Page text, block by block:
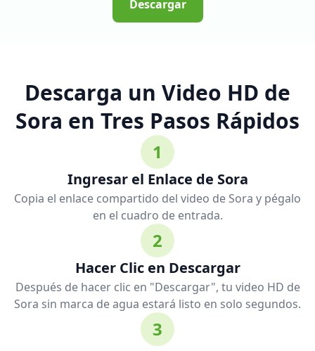
Descargar
Descarga un Video HD de
Sora en Tres Pasos Rápidos
1
Ingresar el Enlace de Sora
Copia el enlace compartido del video de Sora y pégalo
en el cuadro de entrada.
2
Hacer Clic en Descargar
Después de hacer clic en "Descargar", tu video HD de
Sora sin marca de agua estará listo en solo segundos.
3